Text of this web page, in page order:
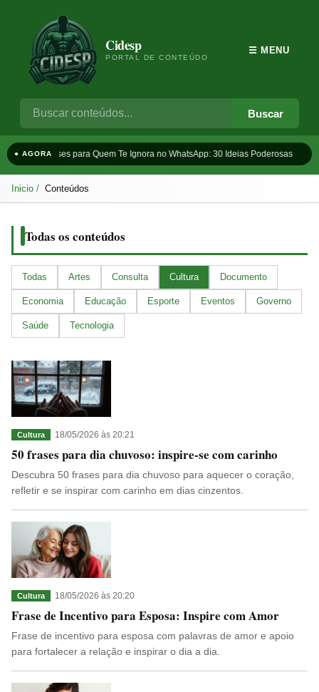
Cidesp
PORTAL DE CONTEÚDO
Buscar
☰ MENU
● AGORAFrases para Quem Te Ignora no WhatsApp: 30 Ideias Poderosas
Inicio Conteúdos
Todas os conteúdos
Todas Artes Consulta Cultura Documento
Economia Educação Esporte Eventos Governo
Saúde Tecnologia
Cultura 18/05/2026 às 20:21
50 frases para dia chuvoso: inspire-se com carinho
Descubra 50 frases para dia chuvoso para aquecer o coração,
refletir e se inspirar com carinho em dias cinzentos.
Cultura 18/05/2026 às 20:20
Frase de Incentivo para Esposa: Inspire com Amor
Frase de incentivo para esposa com palavras de amor e apoio
para fortalecer a relação e inspirar o dia a dia.